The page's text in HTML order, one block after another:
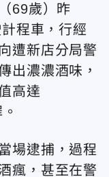
69歲）昨
程車，行經
遭新店分局警
出濃濃酒味，
高達
場逮捕，過程
瘋，甚至在警